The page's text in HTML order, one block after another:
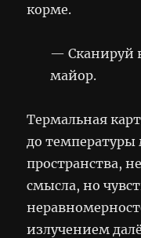
корме.
— Сканируй
майор.
Термальная
до температуры
пространства,
смысла, но
излучением